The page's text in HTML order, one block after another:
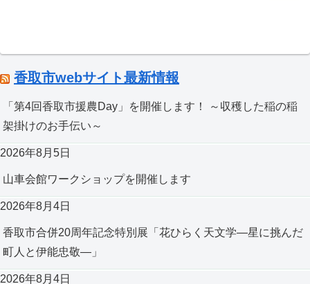
香取市webサイト最新情報
「第4回香取市援農Day」を開催します！ ～収穫した稲の稲
架掛けのお手伝い～
2026年8月5日
山車会館ワークショップを開催します
2026年8月4日
香取市合併20周年記念特別展「花ひらく天文学―星に挑んだ
町人と伊能忠敬―」
2026年8月4日